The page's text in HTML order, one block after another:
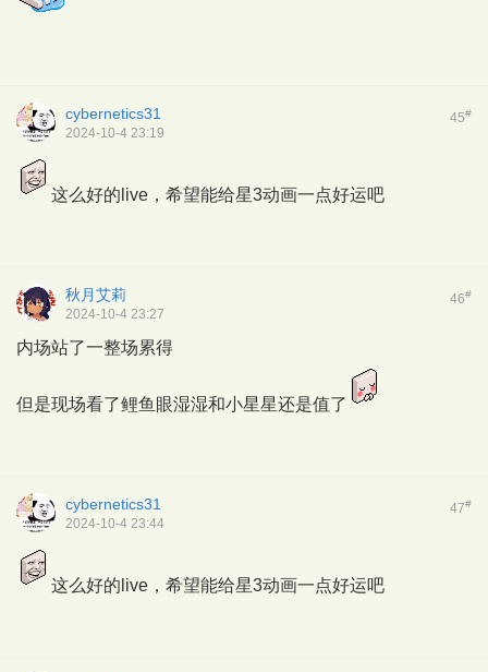
45#
cybernetics31
2024-10-4 23:19
这么好的live，希望能给星3动画一点好运吧
46#
秋月艾莉
2024-10-4 23:27
内场站了一整场累得
但是现场看了鲤鱼眼湿湿和小星星还是值了
47#
cybernetics31
2024-10-4 23:44
这么好的live，希望能给星3动画一点好运吧